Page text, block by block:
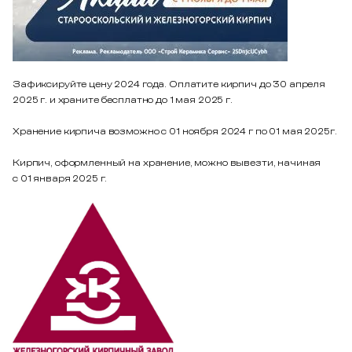
Зафиксируйте цену 2024 года. Оплатите кирпич до 30 апреля
2025 г. и храните бесплатно до 1 мая 2025 г.
Хранение кирпича возможно с 01 ноября 2024 г по 01 мая 2025г.
Кирпич, оформленный на хранение, можно вывезти, начиная
с 01 января 2025 г.